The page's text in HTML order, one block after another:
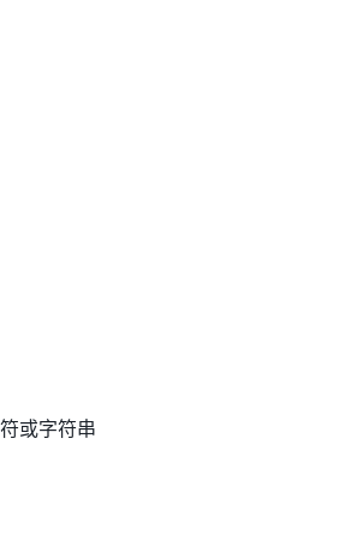
或字符串